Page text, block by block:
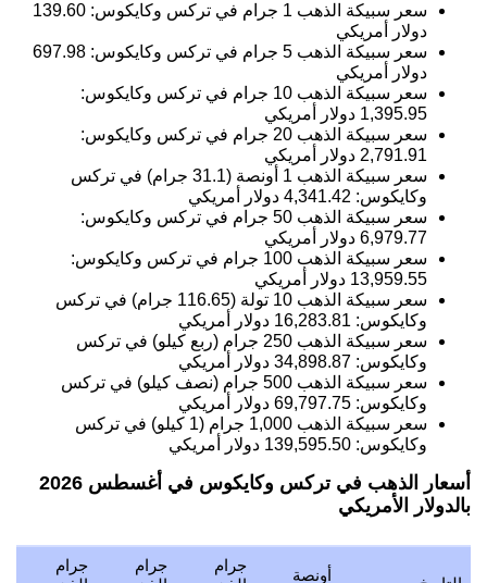
سعر سبيكة الذهب 1 جرام في تركس وكايكوس:
139.60
دولار أمريكي
سعر سبيكة الذهب 5 جرام في تركس وكايكوس:
697.98
دولار أمريكي
سعر سبيكة الذهب 10 جرام في تركس وكايكوس:
1,395.95 دولار أمريكي
سعر سبيكة الذهب 20 جرام في تركس وكايكوس:
2,791.91 دولار أمريكي
سعر سبيكة الذهب 1 أونصة (31.1 جرام) في تركس
وكايكوس: 4,341.42 دولار أمريكي
سعر سبيكة الذهب 50 جرام في تركس وكايكوس:
6,979.77 دولار أمريكي
سعر سبيكة الذهب 100 جرام في تركس وكايكوس:
13,959.55 دولار أمريكي
سعر سبيكة الذهب 10 تولة (116.65 جرام) في تركس
وكايكوس: 16,283.81 دولار أمريكي
سعر سبيكة الذهب 250 جرام (ربع كيلو) في تركس
وكايكوس: 34,898.87 دولار أمريكي
سعر سبيكة الذهب 500 جرام (نصف كيلو) في تركس
وكايكوس: 69,797.75 دولار أمريكي
سعر سبيكة الذهب 1,000 جرام (1 كيلو) في تركس
وكايكوس: 139,595.50 دولار أمريكي
أسعار الذهب في تركس وكايكوس في أغسطس 2026
بالدولار الأمريكي
أونصة
جرام
جرام
جرام